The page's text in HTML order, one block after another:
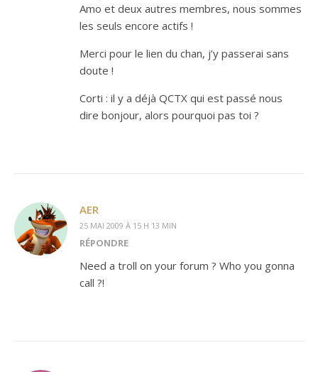
Amo et deux autres membres, nous sommes
les seuls encore actifs !
Merci pour le lien du chan, j’y passerai sans
doute !
Corti : il y a déjà QCTX qui est passé nous
dire bonjour, alors pourquoi pas toi ?
AER
25 MAI 2009 À 15 H 13 MIN
RÉPONDRE
Need a troll on your forum ? Who you gonna
call ?!